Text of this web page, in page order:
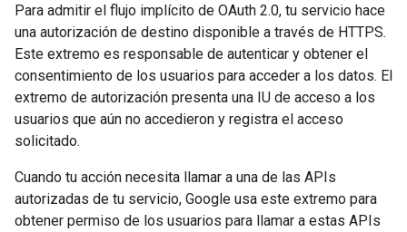
Para admitir el flujo implícito de OAuth 2.0, tu servicio hace
una autorización de destino disponible a través de HTTPS.
Este extremo es responsable de autenticar y obtener el
consentimiento de los usuarios para acceder a los datos. El
extremo de autorización presenta una IU de acceso a los
usuarios que aún no accedieron y registra el acceso
solicitado.
Cuando tu acción necesita llamar a una de las APIs
autorizadas de tu servicio, Google usa este extremo para
obtener permiso de los usuarios para llamar a estas APIs